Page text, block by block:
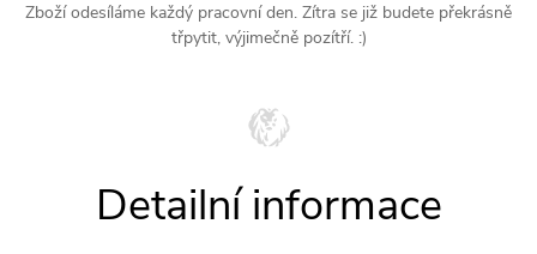
Zboží odesíláme každý pracovní den. Zítra se již budete překrásně
třpytit, výjimečně pozítří. :)